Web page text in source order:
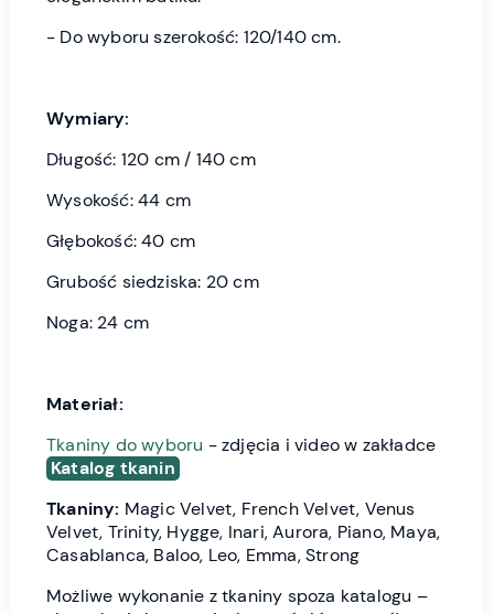
- Do wyboru szerokość: 120/140 cm.
Wymiary:
Długość: 120 cm / 140 cm
Wysokość: 44 cm
Głębokość: 40 cm
Grubość siedziska: 20 cm
Noga: 24 cm
Materiał:
Tkaniny do wyboru - zdjęcia i video w zakładce
Katalog tkanin
Tkaniny: Magic Velvet, French Velvet, Venus
Velvet, Trinity, Hygge, Inari, Aurora, Piano, Maya,
Casablanca, Baloo, Leo, Emma, Strong
Możliwe wykonanie z tkaniny spoza katalogu –